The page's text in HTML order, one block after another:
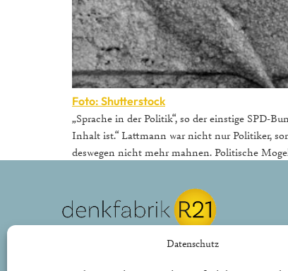
Datenschutz
Foto: Shutterstock
„Sprache in der Politik“, so der einstige SPD-
Inhalt ist.“ Lattmann war nicht nur Politiker,
deswegen nicht mehr mahnen. Politische